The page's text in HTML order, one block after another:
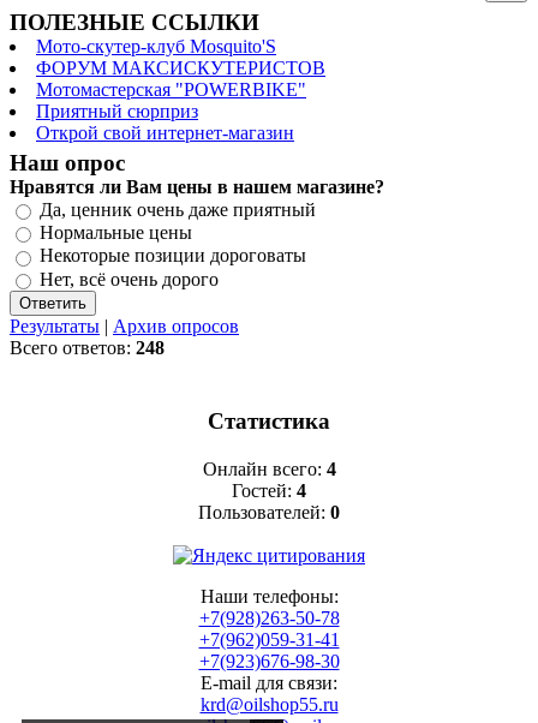
ПОЛЕЗНЫЕ ССЫЛКИ
Мото-скутер-клуб Mosquito'S
ФОРУМ МАКСИСКУТЕРИСТОВ
Мотомастерская "POWERBIKE"
Приятный сюрприз
Открой свой интернет-магазин
Наш опрос
Нравятся ли Вам цены в нашем магазине?
Да, ценник очень даже приятный
Нормальные цены
Некоторые позиции дороговаты
Нет, всё очень дорого
Результаты | Архив опросов
Всего ответов: 248
Статистика
Онлайн всего: 4
Гостей: 4
Пользователей: 0
Наши телефоны:
+7(928)263-50-78
+7(962)059-31-41
+7(923)676-98-30
E-mail для связи:
krd@oilshop55.ru